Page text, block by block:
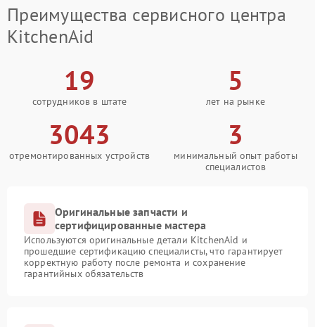
Преимущества сервисного центра
KitchenAid
19
сотрудников в штате
5
лет на рынке
3043
отремонтированных устройств
3
минимальный опыт работы
специалистов
Оригинальные запчасти и
сертифицированные мастера
Используются оригинальные детали KitchenAid и
прошедшие сертификацию специалисты, что гарантирует
корректную работу после ремонта и сохранение
гарантийных обязательств